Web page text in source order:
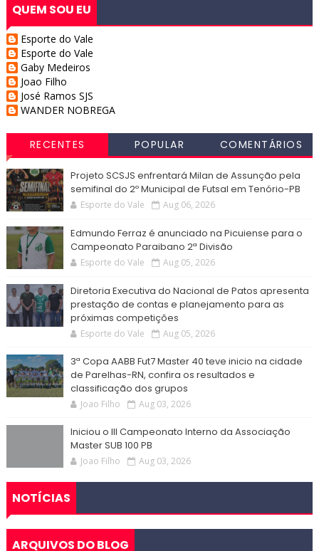
QUEM SOU EU
Esporte do Vale
Esporte do Vale
Gaby Medeiros
Joao Filho
José Ramos SJS
WANDER NOBREGA
RECENTES POPULAR COMENTÁRIOS
Projeto SCSJS enfrentará Milan de Assunção pela
semifinal do 2º Municipal de Futsal em Tenório-PB
Esporte do Vale Aug 06, 2026
Edmundo Ferraz é anunciado na Picuiense para o
Campeonato Paraibano 2ª Divisão
Esporte do Vale Aug 05, 2026
Diretoria Executiva do Nacional de Patos apresenta
prestação de contas e planejamento para as
próximas competições
Esporte do Vale Aug 05, 2026
3ª Copa AABB Fut7 Master 40 teve inicio na cidade
de Parelhas-RN, confira os resultados e
classificação dos grupos
Joao Filho Aug 03, 2026
Iniciou o III Campeonato Interno da Associação
Master SUB 100 PB
Joao Filho Aug 03, 2026
NOTÍCIAS
ARQUIVOS DO BLOG